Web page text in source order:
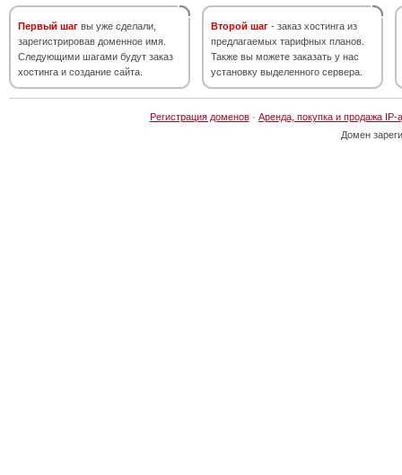
Первый шаг вы уже сделали,
зарегистрировав доменное имя.
Следующими шагами будут заказ
хостинга и создание сайта.
Второй шаг - заказ хостинга из
предлагаемых тарифных планов.
Также вы можете заказать у нас
установку выделенного сервера.
Регистрация доменов· Аренда, покупка и продажа IP-
Домен